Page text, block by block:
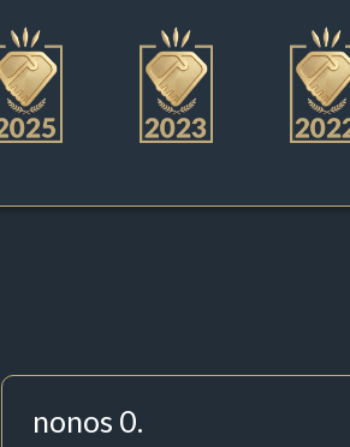
nonos 0.